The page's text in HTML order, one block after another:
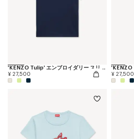
'KENZO Tulip' エンブロイダリー スリム Tシャツ イン コットン
¥ 27,500
¥ 27,500